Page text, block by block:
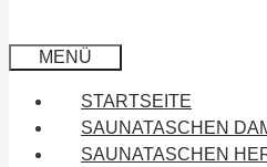
MENÜ
STARTSEITE
SAUNATASCHEN
SAUNATASCHEN